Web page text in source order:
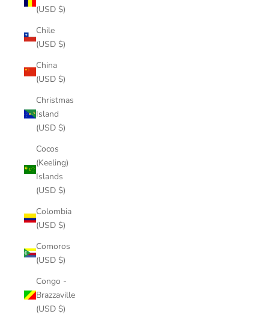
(USD $)
Chile
(USD $)
China
(USD $)
Christmas
Island
(USD $)
Cocos
(Keeling)
Islands
(USD $)
Colombia
(USD $)
Comoros
(USD $)
Congo -
Brazzaville
(USD $)